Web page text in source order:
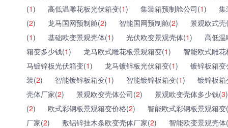
(1) 高低温雕花板光伏箱变(1) 集装箱预制舱公司(1)
集
(2) 龙马国网预制舱(2) 智能国网预制舱(2)
景观欧式
(1) 基础欧变景观壳体(1) 光伏欧变景观壳体(1)
高低
箱变多少钱(1) 龙马欧式雕花板景观箱变(1)
智能欧式雕
马镀锌板光伏箱变(1) 龙马镀锌板光伏箱变(1)
镀锌板箱
装(2) 智能镀锌板箱变(1) 智能镀锌板箱变(1)
镀锌板
壳体厂家(2) 景观欧变壳体公司(2) 景观欧变壳体多少钱(3)
(2) 欧式彩钢板景观箱变价格(2)
智能欧式彩钢板景观箱变(
厂家(2) 敷铝锌挂木条欧变壳体厂家(2)
智能欧变景观壳体(